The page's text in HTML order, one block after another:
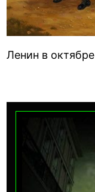
Ленин в октябре